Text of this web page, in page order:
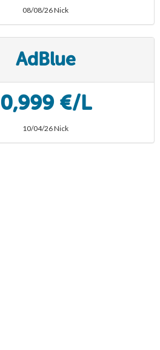
08/08/26 Nick
AdBlue
0,999 €/L
10/04/26 Nick